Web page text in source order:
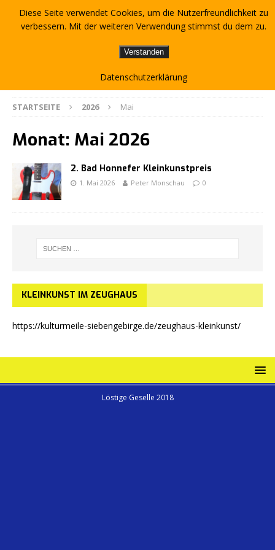
STARTSEITE 2026 Mai
Monat: Mai 2026
2. Bad Honnefer Kleinkunstpreis
1. Mai 2026 Peter Monschau 0
KLEINKUNST IM ZEUGHAUS
https://kulturmeile-siebengebirge.de/zeughaus-kleinkunst/
Löstige Geselle 2018
Diese Seite verwendet Cookies, um die Nutzerfreundlichkeit zu
verbessern. Mit der weiteren Verwendung stimmst du dem zu.
Verstanden
Datenschutzerklärung